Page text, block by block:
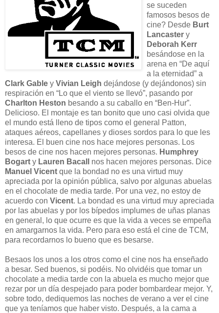
se suceden
famosos besos de
cine? Desde Burt
Lancaster y
Deborah Kerr
besándose en la
arena en “De aquí
a la eternidad” a
Clark Gable y Vivian Leigh dejándose (y dejándonos) sin
respiración en “Lo que el viento se llevó”, pasando por
Charlton Heston besando a su caballo en “Ben-Hur”.
Delicioso. El montaje es tan bonito que uno casi olvida que
el mundo está lleno de tipos como el general Patton,
ataques aéreos, capellanes y dioses sordos para lo que les
interesa. El buen cine nos hace mejores personas. Los
besos de cine nos hacen mejores personas. Humphrey
Bogart y Lauren Bacall
nos hacen mejores personas. Dice
Manuel Vicent que la bondad no es una virtud muy
apreciada por la opinión pública, salvo por algunas abuelas
en el chocolate de media tarde. Por una vez, no estoy de
acuerdo con Vicent. La bondad es una virtud muy apreciada
por las abuelas y por los bípedos implumes de uñas planas
en general, lo que ocurre es que la vida a veces se empeña
en amargarnos la vida. Pero para eso está el cine de TCM,
para recordarnos lo bueno que es besarse.
Besaos los unos a los otros como el cine nos ha enseñado
a besar. Sed buenos, si podéis. No olvidéis que tomar un
chocolate a media tarde con la abuela es mucho mejor que
rezar por un día despejado para poder bombardear mejor. Y,
sobre todo, dediquemos las noches de verano a ver el cine
que ya teníamos que haber visto. Después, a la cama a